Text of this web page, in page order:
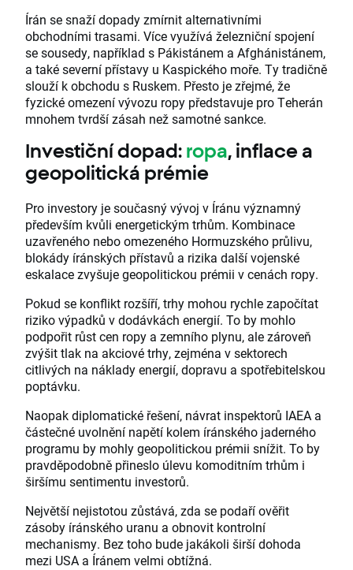
Írán se snaží dopady zmírnit alternativními
obchodními trasami. Více využívá železniční spojení
se sousedy, například s Pákistánem a Afghánistánem,
a také severní přístavy u Kaspického moře. Ty tradičně
slouží k obchodu s Ruskem. Přesto je zřejmé, že
fyzické omezení vývozu ropy představuje pro Teherán
mnohem tvrdší zásah než samotné sankce.
Investiční dopad: ropa, inflace a
geopolitická prémie
Pro investory je současný vývoj v Íránu významný
především kvůli energetickým trhům. Kombinace
uzavřeného nebo omezeného Hormuzského průlivu,
blokády íránských přístavů a rizika další vojenské
eskalace zvyšuje geopolitickou prémii v cenách ropy.
Pokud se konflikt rozšíří, trhy mohou rychle započítat
riziko výpadků v dodávkách energií. To by mohlo
podpořit růst cen ropy a zemního plynu, ale zároveň
zvýšit tlak na akciové trhy, zejména v sektorech
citlivých na náklady energií, dopravu a spotřebitelskou
poptávku.
Naopak diplomatické řešení, návrat inspektorů IAEA a
částečné uvolnění napětí kolem íránského jaderného
programu by mohly geopolitickou prémii snížit. To by
pravděpodobně přineslo úlevu komoditním trhům i
širšímu sentimentu investorů.
Největší nejistotou zůstává, zda se podaří ověřit
zásoby íránského uranu a obnovit kontrolní
mechanismy. Bez toho bude jakákoli širší dohoda
mezi USA a Íránem velmi obtížná.